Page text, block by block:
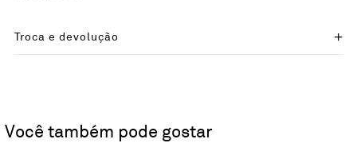
Troca e devolução
Você também pode gostar